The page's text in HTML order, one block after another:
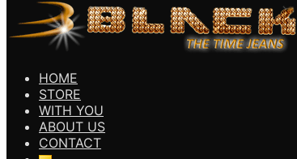
HOME
STORE
WITH YOU
ABOUT US
CONTACT